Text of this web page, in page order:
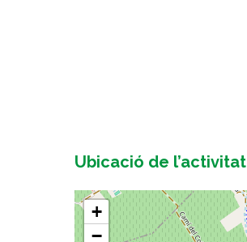
Ubicació de l’activitat
+
−